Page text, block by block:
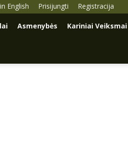
English Prisijungti Registracija
Asmenybės Kariniai Veiksmai